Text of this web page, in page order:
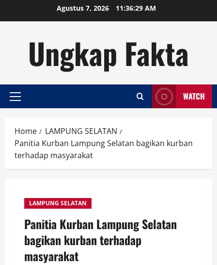
Agustus 7, 2026 11:36:30 AM
Ungkap Fakta
Primary
WATCH
Home
LAMPUNG SELATAN
Panitia Kurban Lampung Selatan bagikan kurban
terhadap masyarakat
LAMPUNG SELATAN
Panitia Kurban Lampung Selatan
bagikan kurban terhadap
masyarakat